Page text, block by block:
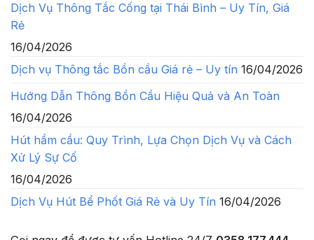
Dịch Vụ Thông Tắc Cống tại Thái Bình – Uy Tín, Giá
Rẻ
16/04/2026
Dịch vụ Thông tắc Bồn cầu Giá rẻ – Uy tín 16/04/2026
Hướng Dẫn Thông Bồn Cầu Hiệu Quả và An Toàn
16/04/2026
Hút hầm cầu: Quy Trình, Lựa Chọn Dịch Vụ và Cách
Xử Lý Sự Cố
16/04/2026
Dịch Vụ Hút Bể Phốt Giá Rẻ và Uy Tín 16/04/2026